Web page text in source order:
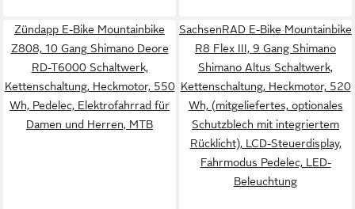
Zündapp E-Bike Mountainbike
Z808, 10 Gang Shimano Deore
RD-T6000 Schaltwerk,
Kettenschaltung, Heckmotor, 550
Wh, Pedelec, Elektrofahrrad für
Damen und Herren, MTB
SachsenRAD E-Bike Mountainbike
R8 Flex III, 9 Gang Shimano
Shimano Altus Schaltwerk,
Kettenschaltung, Heckmotor, 520
Wh, (mitgeliefertes, optionales
Schutzblech mit integriertem
Rücklicht), LCD-Steuerdisplay,
Fahrmodus Pedelec, LED-
Beleuchtung